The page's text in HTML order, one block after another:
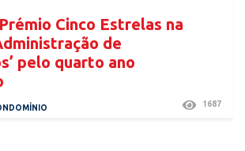
Cinco Estrelas na
de
pelo quarto ano
1687